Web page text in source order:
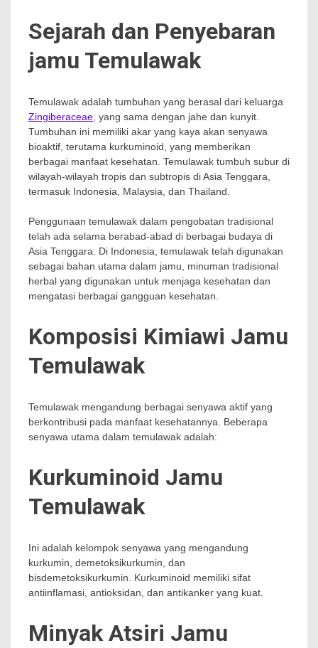
Sejarah dan Penyebaran
jamu Temulawak
Temulawak adalah tumbuhan yang berasal dari keluarga
Zingiberaceae , yang sama dengan jahe dan kunyit.
Tumbuhan ini memiliki akar yang kaya akan senyawa
bioaktif, terutama kurkuminoid, yang memberikan
berbagai manfaat kesehatan. Temulawak tumbuh subur di
wilayah-wilayah tropis dan subtropis di Asia Tenggara,
termasuk Indonesia, Malaysia, dan Thailand.
Penggunaan temulawak dalam pengobatan tradisional
telah ada selama berabad-abad di berbagai budaya di
Asia Tenggara. Di Indonesia, temulawak telah digunakan
sebagai bahan utama dalam jamu, minuman tradisional
herbal yang digunakan untuk menjaga kesehatan dan
mengatasi berbagai gangguan kesehatan.
Komposisi Kimiawi Jamu
Temulawak
Temulawak mengandung berbagai senyawa aktif yang
berkontribusi pada manfaat kesehatannya. Beberapa
senyawa utama dalam temulawak adalah:
Kurkuminoid Jamu
Temulawak
Ini adalah kelompok senyawa yang mengandung
kurkumin, demetoksikurkumin, dan
bisdemetoksikurkumin. Kurkuminoid memiliki sifat
antiinflamasi, antioksidan, dan antikanker yang kuat.
Minyak Atsiri Jamu